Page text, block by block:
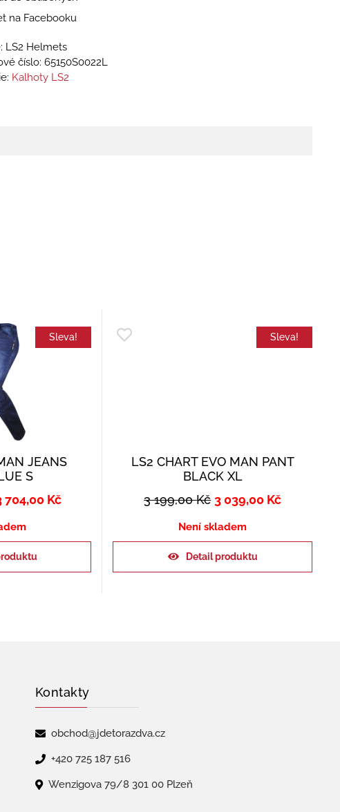
na Facebooku
LS2 Helmets
číslo: 65150S0022L
Kalhoty LS2
Sleva!
JEANS
S
704,00 Kč
Sleva!
LS2 CHART EVO MAN PANT
BLACK XL
3 199,00Kč 3 039,00 Kč
Není skladem
Detail produktu
Kontakty
obchod@jdetorazdva.cz
+420 725 187 516
Wenzigova 79/8 301 00 Plzeň